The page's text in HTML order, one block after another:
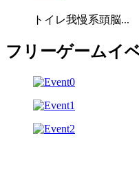
トイレ我慢系頭脳...
フリーゲームイ